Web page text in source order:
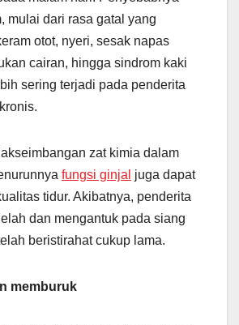
mulai dari rasa gatal yang
otot, nyeri, sesak napas
cairan, hingga sindrom kaki
sering terjadi pada penderita
zat kimia dalam
fungsi ginjal juga dapat
tidur. Akibatnya, penderita
dan mengantuk pada siang
beristirahat cukup lama.
memburuk